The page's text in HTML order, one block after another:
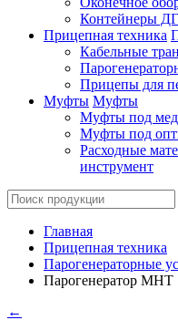
Контейнеры
Прицепная техника
Кабельные
Прицепы для
Муфты Муфты
Муфты под
Муфты под
Расходные
инструмент
Главная
Прицепная техника
Парогенераторные
Парогенератор МНT
←